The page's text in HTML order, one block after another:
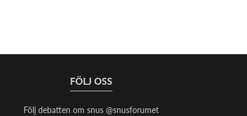
FÖLJ OSS
Följ debatten om snus @snusforumet